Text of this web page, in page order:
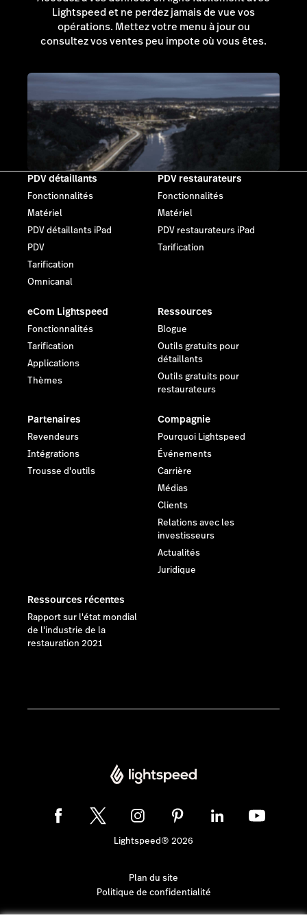
Lightspeed et ne perdez jamais de vue vos
opérations. Mettez votre menu à jour ou
consultez vos ventes peu impote où vous êtes.
PDV détaillants
Fonctionnalités
Matériel
PDV détaillants iPad
PDV
Tarification
Omnicanal
PDV restaurateurs
Fonctionnalités
Matériel
PDV restaurateurs iPad
Tarification
eCom Lightspeed
Fonctionnalités
Tarification
Applications
Thèmes
Ressources
Blogue
Outils gratuits pour
détaillants
Outils gratuits pour
restaurateurs
Partenaires
Revendeurs
Intégrations
Trousse d'outils
Compagnie
Pourquoi Lightspeed
Événements
Carrière
Médias
Clients
Relations avec les
investisseurs
Actualités
Juridique
Ressources récentes
Rapport sur l'état mondial
de l'industrie de la
restauration 2021
Lightspeed® 2026
Plan du site
Politique de confidentialité